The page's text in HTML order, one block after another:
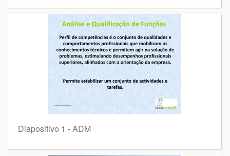
Diapositivo 1 - ADM